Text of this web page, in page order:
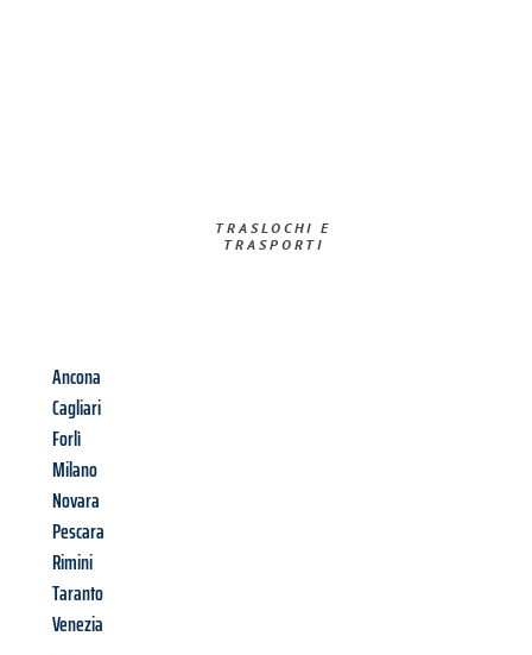
TRASLOCHI E
TRASPORTI​
Ancona
Cagliari
Forlì
Milano
Novara
Pescara
Rimini
Taranto
Venezia